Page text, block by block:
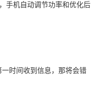
手机自动调节功率和优化后
时间收到信息，那将会错